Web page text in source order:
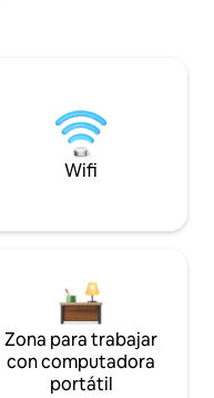
Wifi
Zona para trabajar
con computadora
portátil